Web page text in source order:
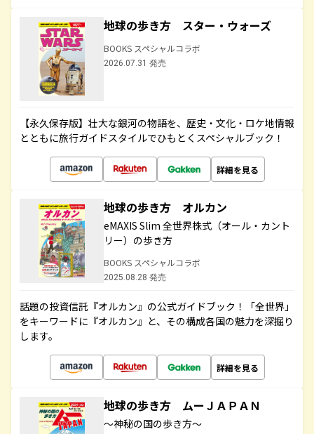
地球の歩き方 スター・ウォーズ
BOOKS スペシャルコラボ
2026.07.31 発売
【永久保存版】壮大な銀河の物語を、歴史・文化・ロケ地情報
とともに旅行ガイドスタイルでひもとくスペシャルブック！
詳細を見る
地球の歩き方 オルカン
eMAXIS Slim 全世界株式（オール・カント
リー）の歩き方
BOOKS スペシャルコラボ
2025.08.28 発売
話題の投資信託『オルカン』の公式ガイドブック！「全世界」
をキーワードに『オルカン』と、その構成各国の魅力を深掘り
します。
詳細を見る
地球の歩き方 ムーＪＡＰＡＮ
～神秘の国の歩き方～